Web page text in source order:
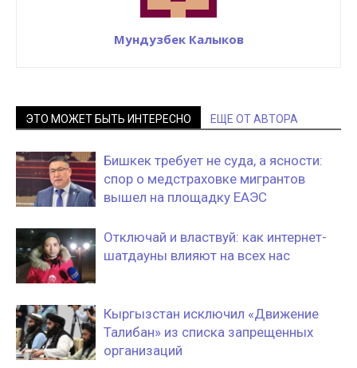
Мундузбек Калыков
ЭТО МОЖЕТ БЫТЬ ИНТЕРЕСНО ЕЩЕ ОТ АВТОРА
Бишкек требует не суда, а ясности:
спор о медстраховке мигрантов
вышел на площадку ЕАЭС
Отключай и властвуй: как интернет-
шатдауны влияют на всех нас
Кыргызстан исключил «Движение
Талибан» из списка запрещенных
организаций